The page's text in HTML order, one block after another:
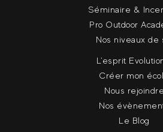
Séminaire &
Pro Outdoor
Nos niveaux de
L'esprit
Créer mon
Nous rejoindre
Nos
Le Blog